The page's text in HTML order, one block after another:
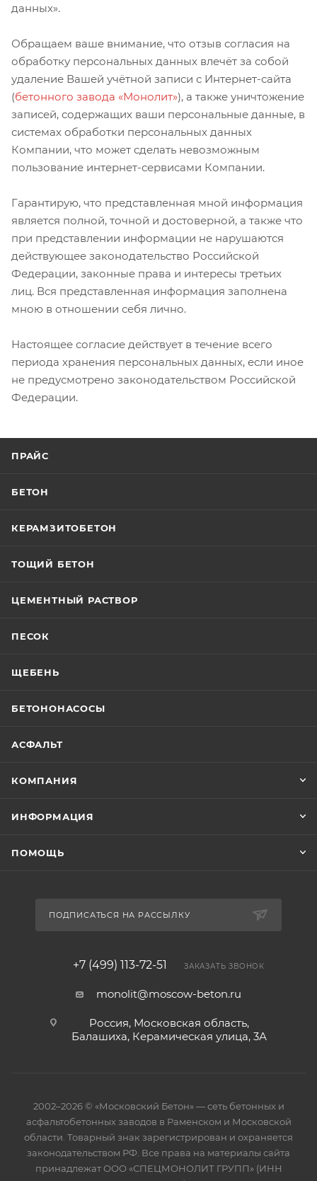
данных».
Обращаем ваше внимание, что отзыв согласия на
обработку персональных данных влечёт за собой
удаление Вашей учётной записи с Интернет-сайта
(бетонного завода «Монолит»), а также уничтожение
записей, содержащих ваши персональные данные, в
системах обработки персональных данных
Компании, что может сделать невозможным
пользование интернет-сервисами Компании.
Гарантирую, что представленная мной информация
является полной, точной и достоверной, а также что
при представлении информации не нарушаются
действующее законодательство Российской
Федерации, законные права и интересы третьих
лиц. Вся представленная информация заполнена
мною в отношении себя лично.
Настоящее согласие действует в течение всего
периода хранения персональных данных, если иное
не предусмотрено законодательством Российской
Федерации.
ПРАЙС
БЕТОН
КЕРАМЗИТОБЕТОН
ТОЩИЙ БЕТОН
ЦЕМЕНТНЫЙ РАСТВОР
ПЕСОК
ЩЕБЕНЬ
БЕТОНОНАСОСЫ
АСФАЛЬТ
КОМПАНИЯ
ИНФОРМАЦИЯ
ПОМОЩЬ
ПОДПИСАТЬСЯ НА РАССЫЛКУ
+7 (499) 113-72-51 ЗАКАЗАТЬ ЗВОНОК
monolit@moscow-beton.ru
Россия, Московская область,
Балашиха, Керамическая улица, 3А
2002–2026 © «Московский Бетон» — сеть бетонных и
асфальтобетонных заводов в Раменском и Московской
области. Товарный знак зарегистрирован и охраняется
законодательством РФ. Все права на материалы сайта
принадлежат ООО «СПЕЦМОНОЛИТ ГРУПП» (ИНН